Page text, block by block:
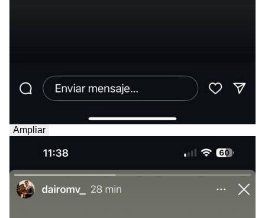
Ampliar